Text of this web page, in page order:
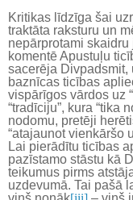
Kritikas līdzīga šai
traktāta raksturu un
nepārprotami
komentē Apustuļu
sacerēja Divpadsmit,
baznīcas ticības
vispārīgos vārdos uz
“tradīciju”, kura “tika
nodomu, pretēji
“atajaunot vienkāršo
Lai pierādītu ticības
pazīstamo stāstu kā
teikumus pirms
uzdevumā. Tai pašā